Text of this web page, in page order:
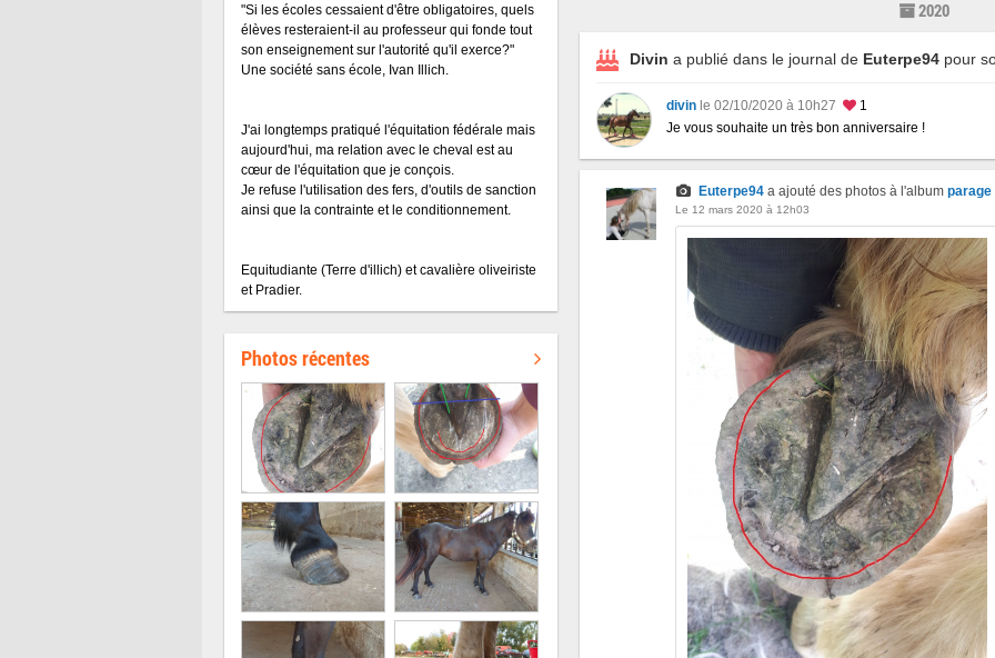
"Si les écoles cessaient d'être obligatoires, quels
élèves resteraient-il au professeur qui fonde tout
son enseignement sur l'autorité qu'il exerce?"
Une société sans école, Ivan Illich.
J'ai longtemps pratiqué l'équitation fédérale mais
aujourd'hui, ma relation avec le cheval est au
cœur de l'équitation que je conçois.
Je refuse l'utilisation des fers, d'outils de sanction
ainsi que la contrainte et le conditionnement.
Equitudiante (Terre d'illich) et cavalière oliveiriste
et Pradier.
Photos récentes
2020
Divin a publié dans le journal de Euterpe94 pour
divin le 02/10/2020 à 10h27
1
Je vous souhaite un très bon anniversaire !
Euterpe94 a ajouté des photos à l'albumparage
Le 12 mars 2020 à 12h03